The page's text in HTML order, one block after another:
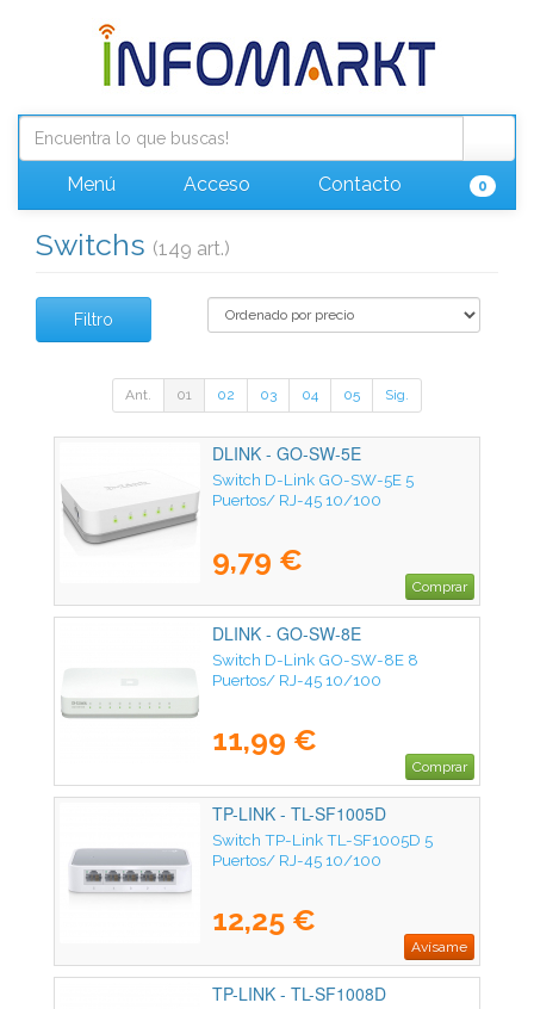
Menú Acceso Contacto 0
Switchs (149 art.)
Filtro
Ant. 01 02 03 04 05 Sig.
DLINK - GO-SW-5E
Switch D-Link GO-SW-5E 5
Puertos/ RJ-45 10/100
9,79 €
Comprar
DLINK - GO-SW-8E
Switch D-Link GO-SW-8E 8
Puertos/ RJ-45 10/100
11,99 €
Comprar
TP-LINK - TL-SF1005D
Switch TP-Link TL-SF1005D 5
Puertos/ RJ-45 10/100
12,25 €
Avísame
TP-LINK - TL-SF1008D